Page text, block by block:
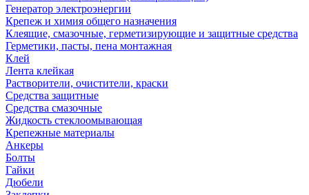
Генератор электроэнергии
Крепеж и химия общего назначения
Клеящие, смазочные, герметизирующие и защитные средства
Герметики, пасты, пена монтажная
Клей
Лента клейкая
Растворители, очистители, краски
Средства защитные
Средства смазочные
Жидкость стеклоомывающая
Крепежные материалы
Анкеры
Болты
Гайки
Дюбели